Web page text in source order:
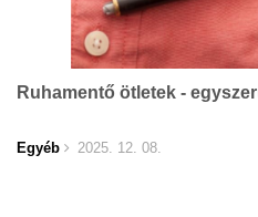
Ruhamentő ötletek -
Egyéb 2025. 12. 08.